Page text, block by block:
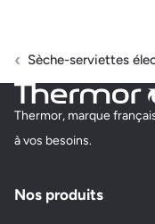
Sèche-serviettes
Thermor, marque
à vos besoins.
Nos produits